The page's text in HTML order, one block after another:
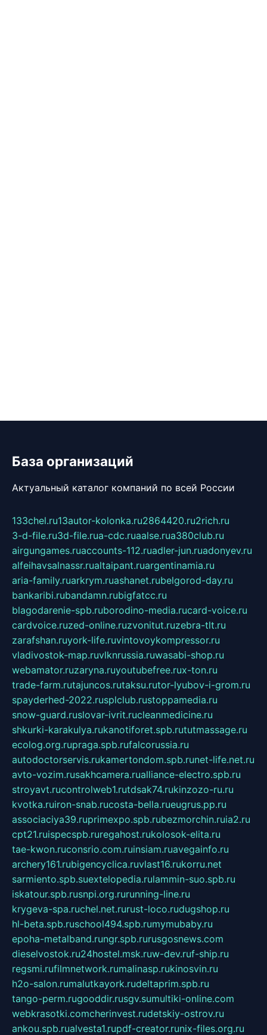
База организаций
Актуальный каталог компаний по всей России
133chel.ru13autor-kolonka.ru2864420.ru2rich.ru
3-d-file.ru3d-file.rua-cdc.ruaalse.rua380club.ru
airgungames.ruaccounts-112.ruadler-jun.ruadonyev.ru
alfeihavsalnassr.rualtaipant.ruargentinamia.ru
aria-family.ruarkrym.ruashanet.rubelgorod-day.ru
bankaribi.rubandamn.rubigfatcc.ru
blagodarenie-spb.ruborodino-media.rucard-voice.ru
cardvoice.ruzed-online.ruzvonitut.ruzebra-tlt.ru
zarafshan.ruyork-life.ruvintovoykompressor.ru
vladivostok-map.ruvlknrussia.ruwasabi-shop.ru
webamator.ruzaryna.ruyoutubefree.rux-ton.ru
trade-farm.rutajuncos.rutaksu.rutor-lyubov-i-grom.ru
spayderhed-2022.rusplclub.rustoppamedia.ru
snow-guard.ruslovar-ivrit.rucleanmedicine.ru
shkurki-karakulya.rukanotiforet.spb.rututmassage.ru
ecolog.org.rupraga.spb.rufalcorussia.ru
autodoctorservis.rukamertondom.spb.runet-life.net.ru
avto-vozim.rusakhcamera.rualliance-electro.spb.ru
stroyavt.rucontrolweb1.rutdsak74.rukinzozo-ru.ru
kvotka.ruiron-snab.rucosta-bella.rueugrus.pp.ru
associaciya39.ruprimexpo.spb.rubezmorchin.ruia2.ru
cpt21.ruispecspb.ruregahost.rukolosok-elita.ru
tae-kwon.ruconsrio.com.ruinsiam.ruavegainfo.ru
archery161.rubigencyclica.ruvlast16.rukorru.net
sarmiento.spb.suextelopedia.rulammin-suo.spb.ru
iskatour.spb.rusnpi.org.rurunning-line.ru
krygeva-spa.ruchel.net.rurust-loco.rudugshop.ru
hl-beta.spb.ruschool494.spb.rumymubaby.ru
epoha-metalband.rungr.spb.rurusgosnews.com
dieselvostok.ru24hostel.msk.ruw-dev.ruf-ship.ru
regsmi.rufilmnetwork.rumalinasp.rukinosvin.ru
h2o-salon.rumalutkayork.rudeltaprim.spb.ru
tango-perm.rugooddir.rusgv.sumultiki-online.com
webkrasotki.comcherinvest.rudetskiy-ostrov.ru
ankou.spb.rualvesta1.rupdf-creator.runix-files.org.ru